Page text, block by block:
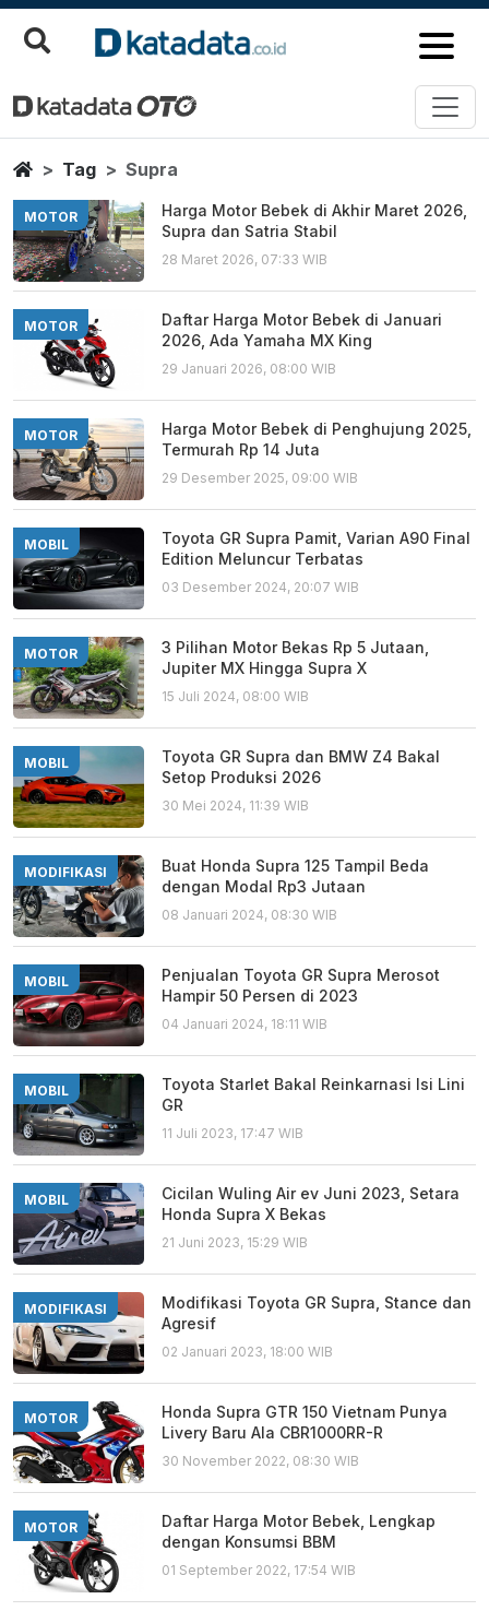
Supra
Berita Terbaru
HomeTag Supra
MOTOR
Harga Motor Bebek di Akhir Maret 2026,
Supra dan Satria Stabil
28 Maret 2026, 07:33 WIB
MOTOR
Daftar Harga Motor Bebek di Januari
2026, Ada Yamaha MX King
29 Januari 2026, 08:00 WIB
MOTOR
Harga Motor Bebek di Penghujung 2025,
Termurah Rp 14 Juta
29 Desember 2025, 09:00 WIB
MOBIL
Toyota GR Supra Pamit, Varian A90 Final
Edition Meluncur Terbatas
03 Desember 2024, 20:07 WIB
MOTOR
3 Pilihan Motor Bekas Rp 5 Jutaan,
Jupiter MX Hingga Supra X
15 Juli 2024, 08:00 WIB
MOBIL
Toyota GR Supra dan BMW Z4 Bakal
Setop Produksi 2026
30 Mei 2024, 11:39 WIB
MODIFIKASI
Buat Honda Supra 125 Tampil Beda
dengan Modal Rp3 Jutaan
08 Januari 2024, 08:30 WIB
MOBIL
Penjualan Toyota GR Supra Merosot
Hampir 50 Persen di 2023
04 Januari 2024, 18:11 WIB
MOBIL
Toyota Starlet Bakal Reinkarnasi Isi Lini
GR
11 Juli 2023, 17:47 WIB
MOBIL
Cicilan Wuling Air ev Juni 2023, Setara
Honda Supra X Bekas
21 Juni 2023, 15:29 WIB
MODIFIKASI
Modifikasi Toyota GR Supra, Stance dan
Agresif
02 Januari 2023, 18:00 WIB
MOTOR
Honda Supra GTR 150 Vietnam Punya
Livery Baru Ala CBR1000RR-R
30 November 2022, 08:30 WIB
MOTOR
Daftar Harga Motor Bebek, Lengkap
dengan Konsumsi BBM
01 September 2022, 17:54 WIB